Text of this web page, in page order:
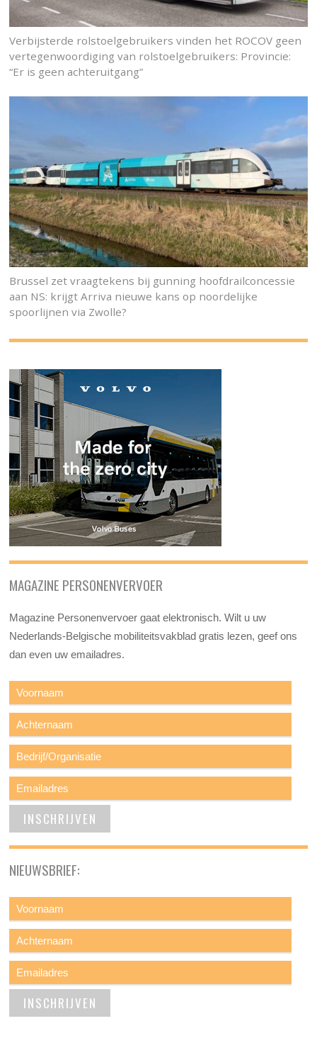
Verbijsterde rolstoelgebruikers vinden het ROCOV geen
vertegenwoordiging van rolstoelgebruikers: Provincie:
“Er is geen achteruitgang”
Brussel zet vraagtekens bij gunning hoofdrailconcessie
aan NS: krijgt Arriva nieuwe kans op noordelijke
spoorlijnen via Zwolle?
MAGAZINE PERSONENVERVOER
Magazine Personenvervoer gaat elektronisch. Wilt u uw
Nederlands-Belgische mobiliteitsvakblad gratis lezen, geef ons
dan even uw emailadres.
NIEUWSBRIEF: